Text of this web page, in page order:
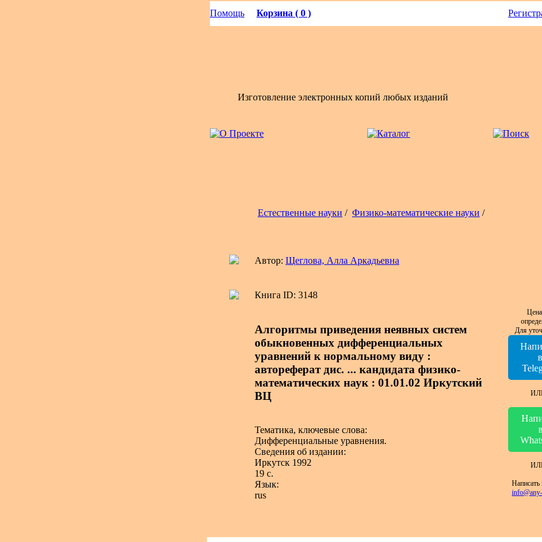
Помощь Корзина ( 0 )
Изготовление электронных копий любых изданий
Естественные науки / Физико-математические науки /
Автор: Щеглова, Алла Аркадьевна
Книга ID: 3148
Алгоритмы приведения неявных систем
обыкновенных дифференциальных
уравнений к нормальному виду :
автореферат дис. ... кандидата физико-
математических наук : 01.01.02 Иркутский
ВЦ
Тематика, ключевые слова:
Дифференциальные уравнения.
Сведения об издании:
Иркутск 1992
19 с.
Язык:
rus
Для
в
в
Написать